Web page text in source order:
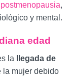
postmenopausia,
y mental.
edad
la
llegada de
la mujer debido